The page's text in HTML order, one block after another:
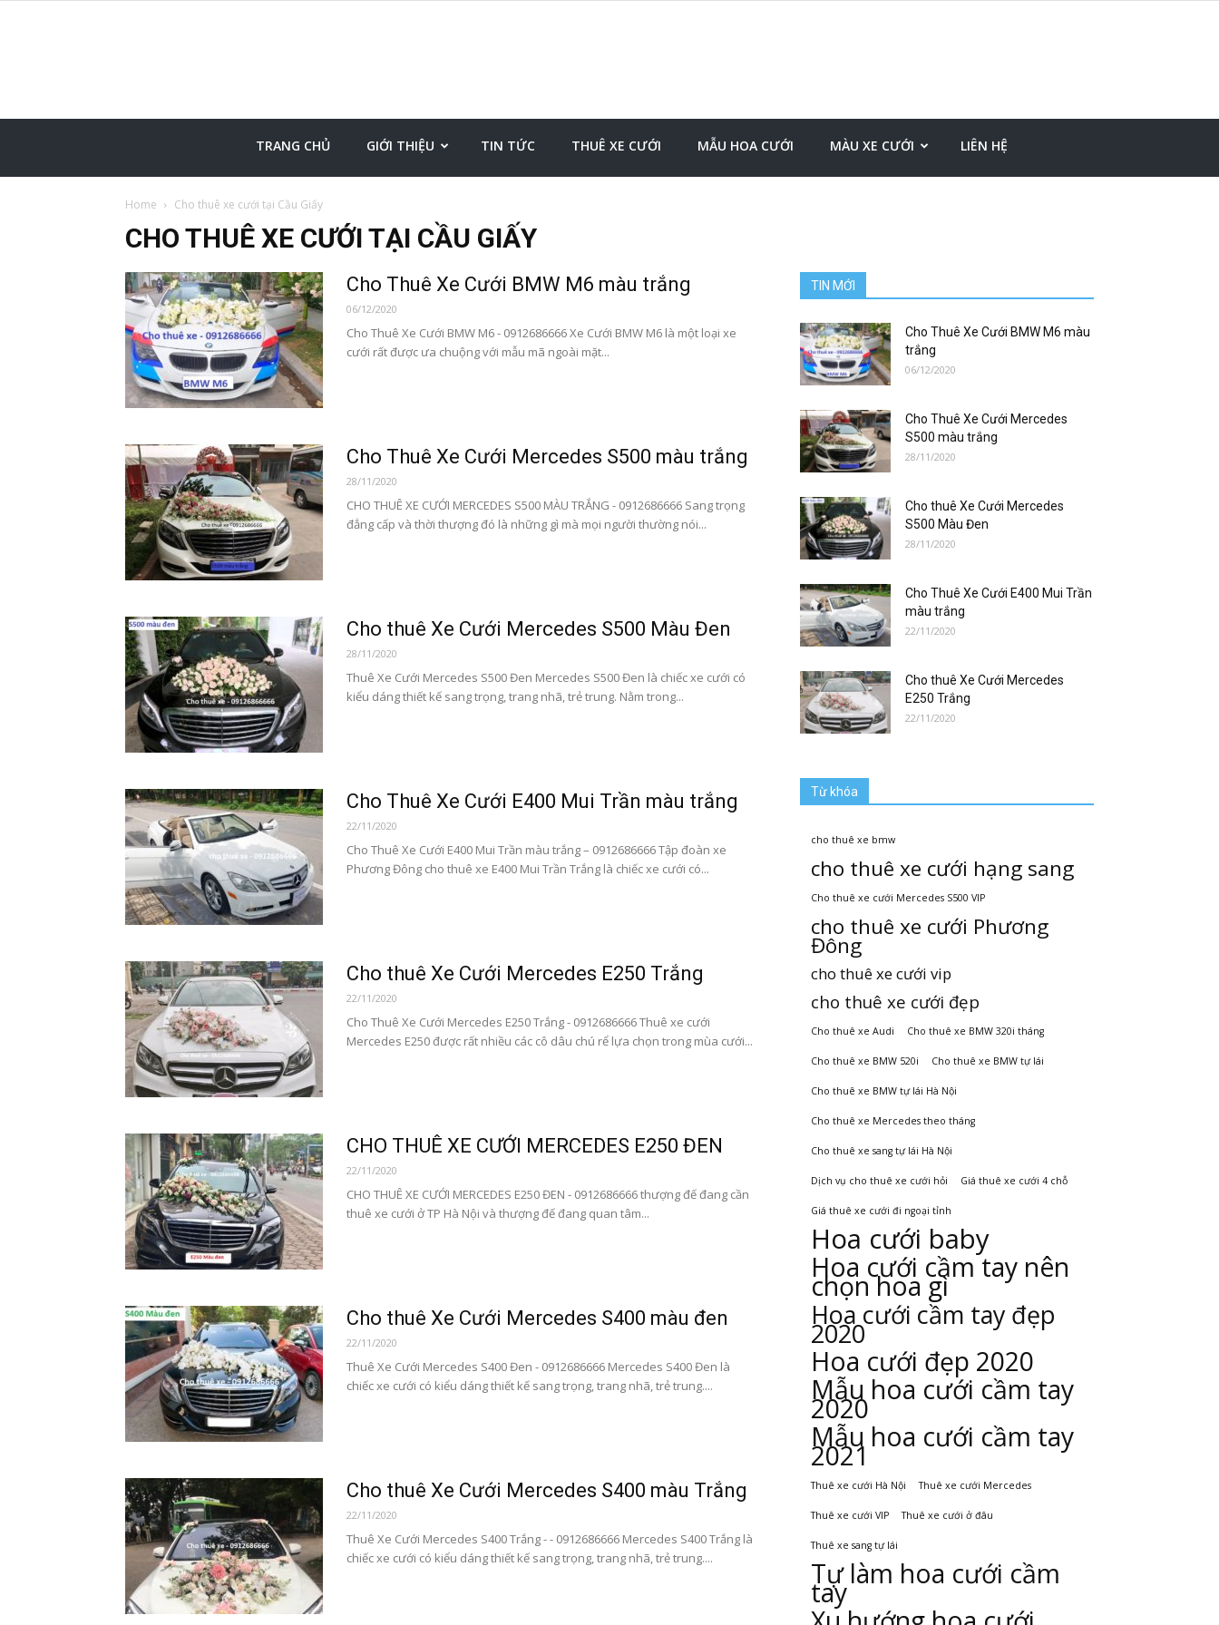
Đặt
0912686666
TRANG CHỦ GIỚI THIỆU TIN TỨC THUÊ XE CƯỚI MẪU HOA CƯỚI MÀU XE CƯỚI LIÊN HỆ
Home Cho thuê xe cưới tại Cầu Giấy
CHO THUÊ XE CƯỚI TẠI CẦU GIẤY
Cho Thuê Xe Cưới BMW M6 màu trắng
06/12/2020
Cho Thuê Xe Cưới BMW M6 - 0912686666 Xe Cưới BMW M6 là một loại xe
cưới rất được ưa chuộng với mẫu mã ngoài mặt...
Cho Thuê Xe Cưới Mercedes S500 màu trắng
28/11/2020
CHO THUÊ XE CƯỚI MERCEDES S500 MÀU TRẮNG - 0912686666 Sang trọng
đẳng cấp và thời thượng đó là những gì mà mọi người thường nói...
Cho thuê Xe Cưới Mercedes S500 Màu Đen
28/11/2020
Thuê Xe Cưới Mercedes S500 Đen Mercedes S500 Đen là chiếc xe cưới có
kiểu dáng thiết kế sang trọng, trang nhã, trẻ trung. Nằm trong...
Cho Thuê Xe Cưới E400 Mui Trần màu trắng
22/11/2020
Cho Thuê Xe Cưới E400 Mui Trần màu trắng – 0912686666 Tập đoàn xe
Phương Đông cho thuê xe E400 Mui Trần Trắng là chiếc xe cưới có...
Cho thuê Xe Cưới Mercedes E250 Trắng
22/11/2020
Cho Thuê Xe Cưới Mercedes E250 Trắng - 0912686666 Thuê xe cưới
Mercedes E250 được rất nhiều các cô dâu chú rể lựa chọn trong mùa cưới...
CHO THUÊ XE CƯỚI MERCEDES E250 ĐEN
22/11/2020
CHO THUÊ XE CƯỚI MERCEDES E250 ĐEN - 0912686666 thượng đế đang cần
thuê xe cưới ở TP Hà Nội và thượng đế đang quan tâm...
Cho thuê Xe Cưới Mercedes S400 màu đen
22/11/2020
Thuê Xe Cưới Mercedes S400 Đen - 0912686666 Mercedes S400 Đen là
chiếc xe cưới có kiểu dáng thiết kế sang trọng, trang nhã, trẻ trung....
Cho thuê Xe Cưới Mercedes S400 màu Trắng
22/11/2020
Thuê Xe Cưới Mercedes S400 Trắng - - 0912686666 Mercedes S400 Trắng là
chiếc xe cưới có kiểu dáng thiết kế sang trọng, trang nhã, trẻ trung....
TIN MỚI
Cho Thuê Xe Cưới BMW M6 màu
trắng
06/12/2020
Cho Thuê Xe Cưới Mercedes
S500 màu trắng
28/11/2020
Cho thuê Xe Cưới Mercedes
S500 Màu Đen
28/11/2020
Cho Thuê Xe Cưới E400 Mui Trần
màu trắng
22/11/2020
Cho thuê Xe Cưới Mercedes
E250 Trắng
22/11/2020
Từ khóa
cho thuê xe bmw
cho thuê xe cưới hạng sang
Cho thuê xe cưới Mercedes S500 VIP
cho thuê xe cưới Phương
Đông
cho thuê xe cưới vip
cho thuê xe cưới đẹp
Cho thuê xe Audi Cho thuê xe BMW 320i tháng
Cho thuê xe BMW 520i Cho thuê xe BMW tự lái
Cho thuê xe BMW tự lái Hà Nội
Cho thuê xe Mercedes theo tháng
Cho thuê xe sang tự lái Hà Nội
Dịch vụ cho thuê xe cưới hỏi Giá thuê xe cưới 4 chỗ
Giá thuê xe cưới đi ngoại tỉnh
Hoa cưới baby
Hoa cưới cầm tay nên
chọn hoa gì
Hoa cưới cầm tay đẹp
2020
Hoa cưới đẹp 2020
Mẫu hoa cưới cầm tay
2020
Mẫu hoa cưới cầm tay
2021
Thuê xe cưới Hà Nội Thuê xe cưới Mercedes
Thuê xe cưới VIP Thuê xe cưới ở đâu
Thuê xe sang tự lái
Tự làm hoa cưới cầm
tay